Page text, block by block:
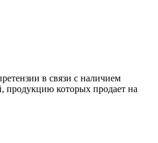
в связи с наличием
продукцию которых продает на